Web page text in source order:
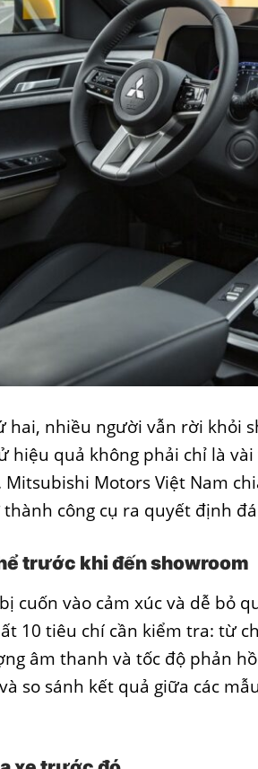
hai, nhiều người vẫn rời khỏi
hiệu quả không phải chỉ là
Motors Việt Nam
công cụ ra quyết định
trước khi đến showroom
cuốn vào cảm xúc và dễ bỏ
10 tiêu chí cần kiểm tra: từ
âm thanh và tốc độ phản
so sánh kết quả giữa các